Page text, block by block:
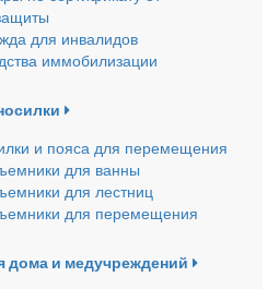
для инвалидов
иммобилизации
и пояса для перемещения
для ванны
для лестниц
для перемещения
дома и медучреждений